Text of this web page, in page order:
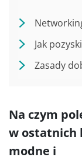
Jak
Zasady
Na czym
w ostatnich
modne i